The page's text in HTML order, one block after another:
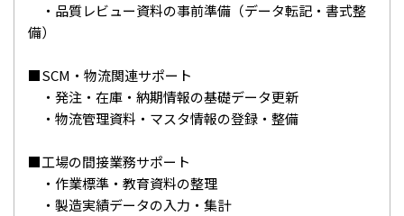
・品質レビュー資料の事前準備（データ転記・書式整
備）
■SCM・物流関連サポート
・発注・在庫・納期情報の基礎データ更新
・物流管理資料・マスタ情報の登録・整備
■工場の間接業務サポート
・作業標準・教育資料の整理
・製造実績データの入力・集計